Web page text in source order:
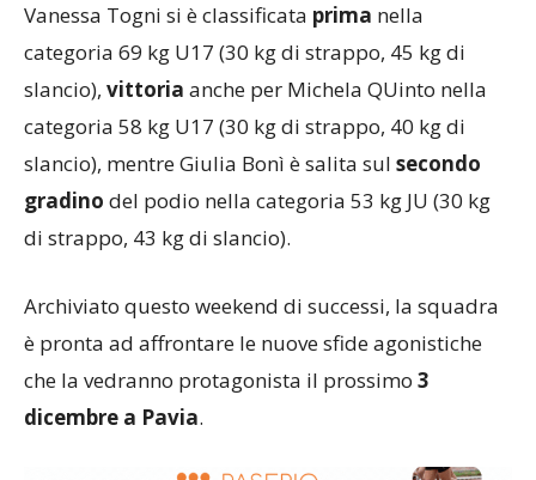
Vanessa Togni si è classificata prima nella
categoria 69 kg U17 (30 kg di strappo, 45 kg di
slancio), vittoria anche per Michela QUinto nella
categoria 58 kg U17 (30 kg di strappo, 40 kg di
slancio), mentre Giulia Bonì è salita sul secondo
gradino del podio nella categoria 53 kg JU (30 kg
di strappo, 43 kg di slancio).
Archiviato questo weekend di successi, la squadra
è pronta ad affrontare le nuove sfide agonistiche
che la vedranno protagonista il prossimo 3
dicembre a Pavia.